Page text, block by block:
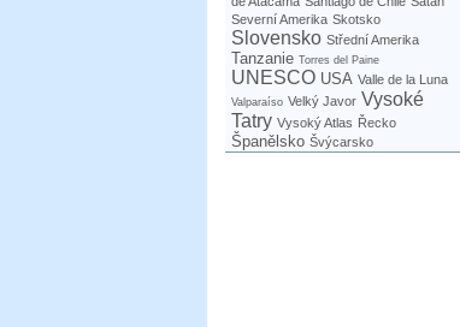
Severní Amerika Skotsko
Slovensko Střední Amerika
Tanzanie Torres del Paine
UNESCO USA Valle de la Luna
Valparaíso Velký Javor Vysoké
Tatry Vysoký Atlas Řecko
Španělsko Švýcarsko